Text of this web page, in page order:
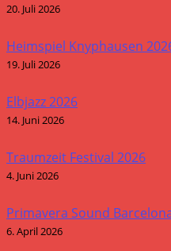
20. Juli 2026
Heimspiel Knyphausen
19. Juli 2026
Elbjazz 2026
14. Juni 2026
Traumzeit Festival 2026
4. Juni 2026
Primavera Sound
6. April 2026